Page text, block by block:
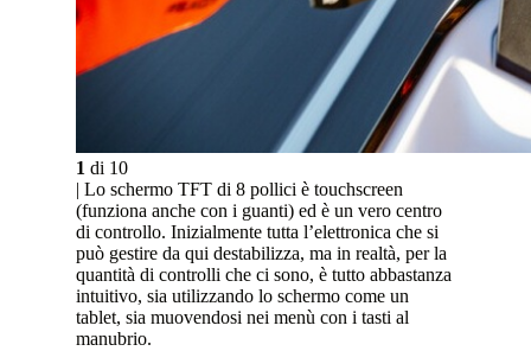
1 di 10
| Lo schermo TFT di 8 pollici è touchscreen
(funziona anche con i guanti) ed è un vero centro
di controllo. Inizialmente tutta l’elettronica che si
può gestire da qui destabilizza, ma in realtà, per la
quantità di controlli che ci sono, è tutto abbastanza
intuitivo, sia utilizzando lo schermo come un
tablet, sia muovendosi nei menù con i tasti al
manubrio.